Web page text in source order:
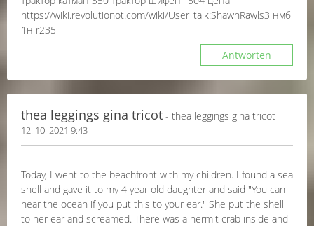
https://wiki.revolutionot.com/wiki/User_talk:ShawnRawls3 нмб
1н r235
Antworten
thea leggings gina tricot - thea leggings gina tricot
12. 10. 2021 9:43
Today, I went to the beachfront with my children. I found a sea
shell and gave it to my 4 year old daughter and said "You can
hear the ocean if you put this to your ear." She put the shell
to her ear and screamed. There was a hermit crab inside and